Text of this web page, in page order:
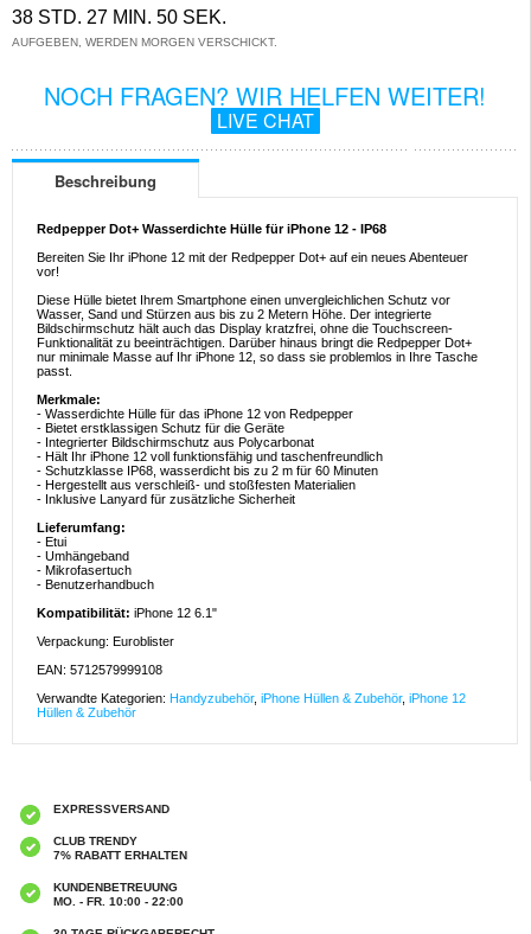
38 STD. 27 MIN. 50 SEK.
AUFGEBEN, WERDEN MORGEN VERSCHICKT.
NOCH FRAGEN? WIR HELFEN WEITER!
LIVE CHAT
Beschreibung
Redpepper Dot+ Wasserdichte Hülle für iPhone 12 - IP68
Bereiten Sie Ihr iPhone 12 mit der Redpepper Dot+ auf ein neues Abenteuer
vor!
Diese Hülle bietet Ihrem Smartphone einen unvergleichlichen Schutz vor
Wasser, Sand und Stürzen aus bis zu 2 Metern Höhe. Der integrierte
Bildschirmschutz hält auch das Display kratzfrei, ohne die Touchscreen-
Funktionalität zu beeinträchtigen. Darüber hinaus bringt die Redpepper Dot+
nur minimale Masse auf Ihr iPhone 12, so dass sie problemlos in Ihre Tasche
passt.
Merkmale:
- Wasserdichte Hülle für das iPhone 12 von Redpepper
- Bietet erstklassigen Schutz für die Geräte
- Integrierter Bildschirmschutz aus Polycarbonat
- Hält Ihr iPhone 12 voll funktionsfähig und taschenfreundlich
- Schutzklasse IP68, wasserdicht bis zu 2 m für 60 Minuten
- Hergestellt aus verschleiß- und stoßfesten Materialien
- Inklusive Lanyard für zusätzliche Sicherheit
Lieferumfang:
- Etui
- Umhängeband
- Mikrofasertuch
- Benutzerhandbuch
Kompatibilität: iPhone 12 6.1"
Verpackung: Euroblister
EAN: 5712579999108
Verwandte Kategorien: Handyzubehör, iPhone Hüllen & Zubehör, iPhone 12
Hüllen & Zubehör
EXPRESSVERSAND
CLUB TRENDY
7% RABATT ERHALTEN
KUNDENBETREUUNG
MO. - FR. 10:00 - 22:00